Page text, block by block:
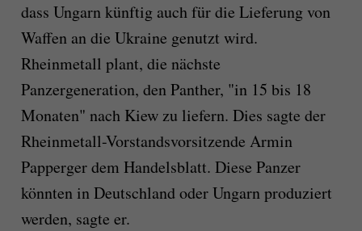
dass Ungarn künftig auch für die Lieferung von
Waffen an die Ukraine genutzt wird.
Rheinmetall plant, die nächste
Panzergeneration, den Panther, "in 15 bis 18
Monaten" nach Kiew zu liefern. Dies sagte der
Rheinmetall-Vorstandsvorsitzende Armin
Papperger dem Handelsblatt. Diese Panzer
könnten in Deutschland oder Ungarn produziert
werden, sagte er.